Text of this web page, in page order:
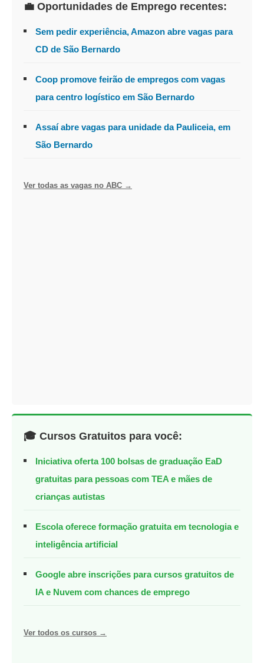
💼 Oportunidades de Emprego recentes:
Sem pedir experiência, Amazon abre vagas para
CD de São Bernardo
Coop promove feirão de empregos com vagas
para centro logístico em São Bernardo
Assaí abre vagas para unidade da Pauliceia, em
São Bernardo
Ver todas as vagas no ABC →
🎓 Cursos Gratuitos para você:
Iniciativa oferta 100 bolsas de graduação EaD
gratuitas para pessoas com TEA e mães de
crianças autistas
Escola oferece formação gratuita em tecnologia e
inteligência artificial
Google abre inscrições para cursos gratuitos de
IA e Nuvem com chances de emprego
Ver todos os cursos →